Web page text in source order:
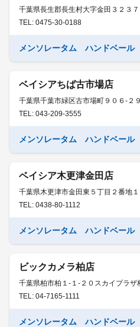
千葉県長生郡長生村大字金田３２３７
TEL: 0475-30-0188
メンソレータム ハンドベー
ベイシアちば古市場店
千葉県千葉市緑区古市場町９０６-２９
TEL: 043-209-3555
メンソレータム ハンドベー
ベイシア木更津金田店
千葉県木更津市金田東５丁目２番地１
TEL: 0438-80-1112
メンソレータム ハンドベー
ビックカメラ柏店
千葉県柏市柏１-１-２０スカイプラザ
TEL: 04-7165-1111
メンソレータム ハンドベー